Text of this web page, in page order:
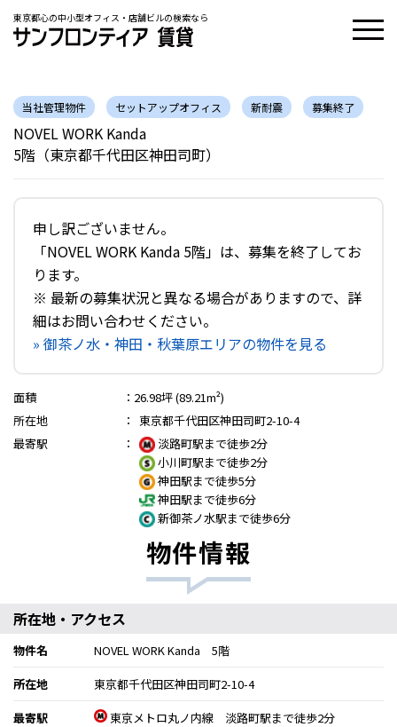
東京都心の中小型オフィス・店舗ビルの検索なら
当社管理物件 セットアップオフィス 新耐震 募集終了
NOVEL WORK Kanda
5階（東京都千代田区神田司町）
申し訳ございません。
「NOVEL WORK Kanda 5階」は、募集を終了してお
ります。
※ 最新の募集状況と異なる場合がありますので、詳
細はお問い合わせください。
» 御茶ノ水・神田・秋葉原エリアの物件を見る
面積 ： 26.98坪 (89.21m²)
所在地
：
東京都千代田区神田司町2-10-4
最寄駅
：
淡路町駅まで徒歩2分
小川町駅まで徒歩2分
神田駅まで徒歩5分
神田駅まで徒歩6分
新御茶ノ水駅まで徒歩6分
物件情報
所在地・アクセス
物件名
NOVEL WORK Kanda 5階
所在地
東京都千代田区神田司町2-10-4
最寄駅
東京メトロ丸ノ内線 淡路町駅まで徒歩2分